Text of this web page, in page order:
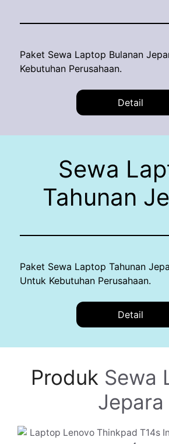
Paket Sewa Laptop Bulanan
Kebutuhan Perusahaan.
Detail
Sewa
Tahunan
Paket Sewa Laptop Tahunan
Untuk Kebutuhan Perusahaan.
Detail
Produk Sewa
Jepara